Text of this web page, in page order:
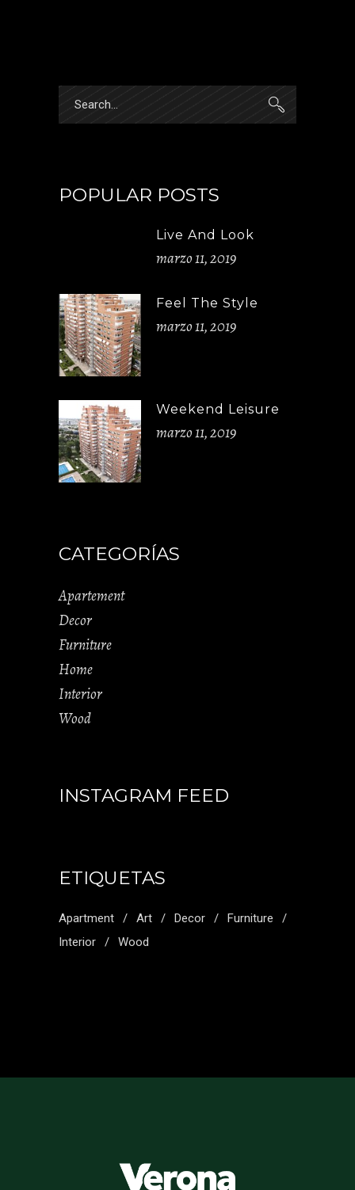
for:
POPULAR POSTS
Live And Look
marzo 11, 2019
Feel The Style
marzo 11, 2019
Weekend Leisure
marzo 11, 2019
CATEGORÍAS
Apartement
Decor
Furniture
Home
Interior
Wood
INSTAGRAM FEED
ETIQUETAS
Apartment Art Decor
Furniture
Interior
Wood